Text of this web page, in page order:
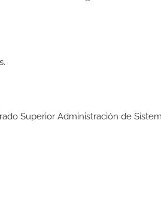
Superior Administración de